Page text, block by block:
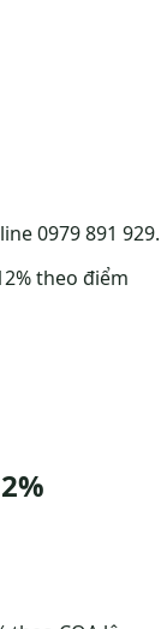
0979 891 929.
theo điểm